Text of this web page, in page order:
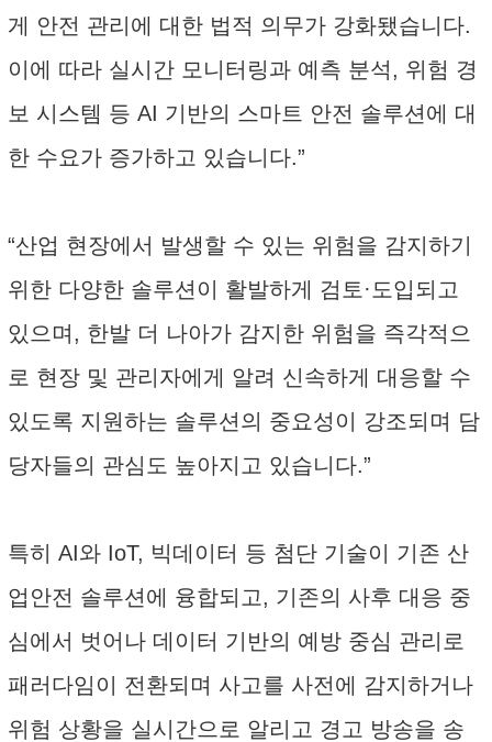
게 안전 관리에 대한 법적 의무가 강화됐습니다.
이에 따라 실시간 모니터링과 예측 분석, 위험 경
보 시스템 등 AI 기반의 스마트 안전 솔루션에 대
한 수요가 증가하고 있습니다.”
“산업 현장에서 발생할 수 있는 위험을 감지하기
위한 다양한 솔루션이 활발하게 검토·도입되고
있으며, 한발 더 나아가 감지한 위험을 즉각적으
로 현장 및 관리자에게 알려 신속하게 대응할 수
있도록 지원하는 솔루션의 중요성이 강조되며 담
당자들의 관심도 높아지고 있습니다.”
특히 AI와 IoT, 빅데이터 등 첨단 기술이 기존 산
업안전 솔루션에 융합되고, 기존의 사후 대응 중
심에서 벗어나 데이터 기반의 예방 중심 관리로
패러다임이 전환되며 사고를 사전에 감지하거나
위험 상황을 실시간으로 알리고 경고 방송을 송